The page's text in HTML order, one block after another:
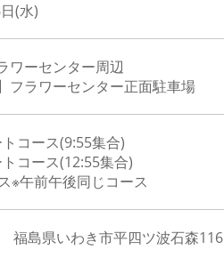
(水)
ワーセンター周辺
フラワーセンター正面駐車場
コース(9:55集合)
コース(12:55集合)
※午前午後同じコース
福島県いわき市平四ツ波石森116